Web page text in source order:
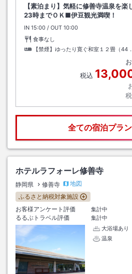
【素泊まり】気軽に修善寺温泉を
23時までＯＫ■伊豆観光満喫！
IN チェックイン
15:00 / OUT チェックアウト
10:00
食事なし
【禁煙】ゆったり寛ぐ和室１２畳（44．
税込
全ての宿泊プラ
ホテルラフォーレ修善寺
静岡県 修善寺
地図
ふるさと納税対象施設
お客様アンケート評価
集計中
るるぶトラベル評価
集計中
大浴場あり
温泉